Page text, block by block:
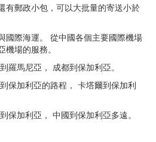
有郵政小包，可以大批量的寄送小於
國際海運。 從中國各個主要國際機場
場的服務。
羅馬尼亞， 成都到保加利亞。
保加利亞的路程， 卡塔爾到保加利
保加利亞， 中國到保加利亞多遠。